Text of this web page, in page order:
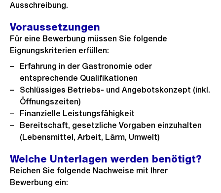
Ausschreibung.
Voraussetzungen
Für eine Bewerbung müssen Sie folgende
Eignungskriterien erfüllen:
Erfahrung in der Gastronomie oder
entsprechende Qualifikationen
Schlüssiges Betriebs- und Angebotskonzept (inkl.
Öffnungszeiten)
Finanzielle Leistungsfähigkeit
Bereitschaft, gesetzliche Vorgaben einzuhalten
(Lebensmittel, Arbeit, Lärm, Umwelt)
Welche Unterlagen werden benötigt?
Reichen Sie folgende Nachweise mit Ihrer
Bewerbung ein: